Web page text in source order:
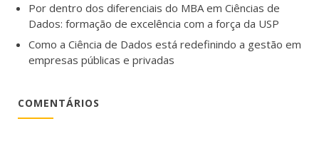
Por dentro dos diferenciais do MBA em Ciências de
Dados: formação de excelência com a força da USP
Como a Ciência de Dados está redefinindo a gestão em
empresas públicas e privadas
COMENTÁRIOS